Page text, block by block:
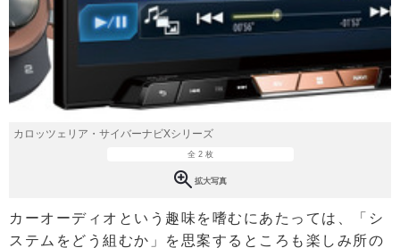
カロッツェリア・サイバーナビXシリーズ
全 2 枚
拡大写真
カーオーディオという趣味を嗜むにあたっては、「シ
ステムをどう組むか」を思案するところも楽しみ所の